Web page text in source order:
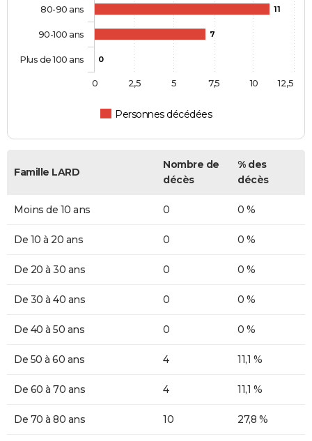
11
7
0
Personnes décédées
80-90 ans
90-100 ans
Plus de 100 ans
0 10
2,5 5 7,5 12,5
Famille LARD
Nombre de
décès
% des
décès
Moins de 10 ans 0 0 %
De 10 à 20 ans 0 0 %
De 20 à 30 ans 0 0 %
De 30 à 40 ans 0 0 %
De 40 à 50 ans 0 0 %
De 50 à 60 ans 4 11,1 %
De 60 à 70 ans 4 11,1 %
De 70 à 80 ans 10 27,8 %